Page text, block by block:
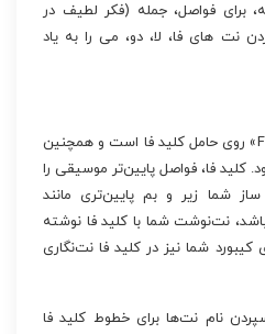
برای فواصل، جمله (فکر لطیف در
نت های فا، لا، دو، می را به یاد
خط بین دو نقطه کلید فا، خط «F» روی حامل کلید فا است و همچنین
کلید فا، فواصل پایین‌تر موسیقی را
ساز شما زیر و بم پایین‌تری مانند
نت‌نوشت شما با کلید فا نوشته
شما نیز در کلید فا نت‌نگاری
نام نت‌ها برای خطوط کلید فا